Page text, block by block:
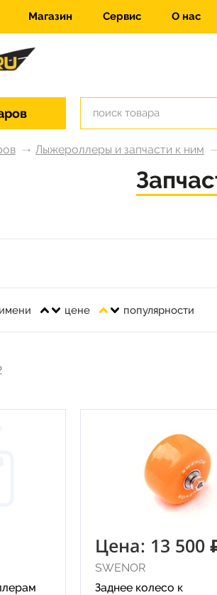
Магазин Сервис О нас
Лыжероллеры и запчасти к ним
имени цене популярности
Цена: 13 500
SWENOR
Заднее колесо к